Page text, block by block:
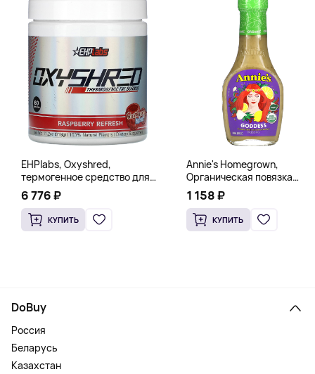
EHPlabs, Oxyshred,
термогенное средство для
сжигания жира, малиновое
освежение, 318 г (11,2 унции)
6 776 ₽
КУПИТЬ
Annie's Homegrown,
Органическая повязка
«Богиня», 236 мл (8 жидк.
унц.)
1 158 ₽
КУПИТЬ
DoBuy
Россия
Беларусь
Казахстан